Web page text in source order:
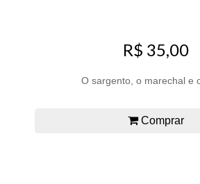
R$ 35,00
O sargento, o marechal e
Comprar